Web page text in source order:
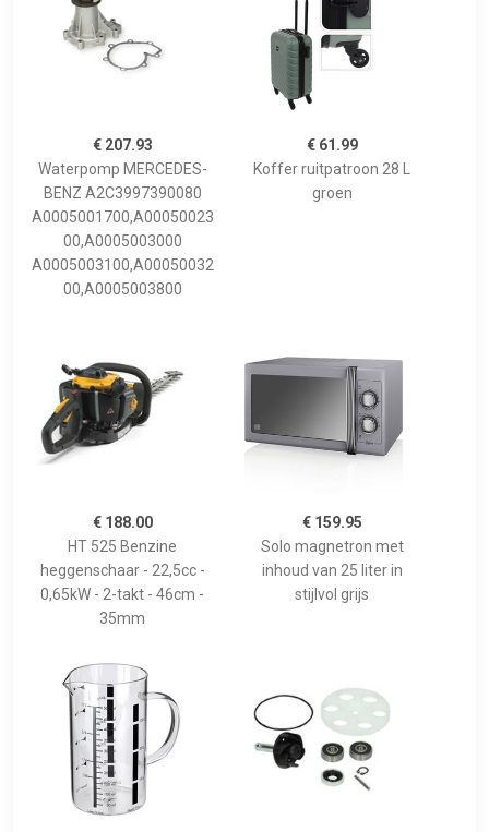
€ 207.93
Waterpomp MERCEDES-
BENZ A2C3997390080
A0005001700,A00050023
00,A0005003000
A0005003100,A00050032
00,A0005003800
€ 61.99
Koffer ruitpatroon 28 L
groen
€ 188.00
HT 525 Benzine
heggenschaar - 22,5cc -
0,65kW - 2-takt - 46cm -
35mm
€ 159.95
Solo magnetron met
inhoud van 25 liter in
stijlvol grijs